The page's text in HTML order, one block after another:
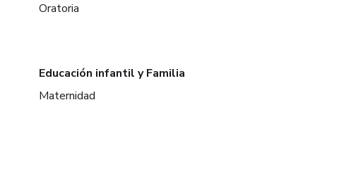
Oratoria
Educación infantil y Familia
Maternidad